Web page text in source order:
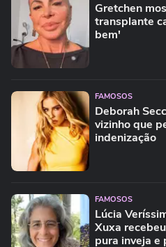
Gretchen
transplante
bem'
FAMOSOS
Deborah
vizinho que
indenização
FAMOSOS
Lúcia
Xuxa
pura inveja e